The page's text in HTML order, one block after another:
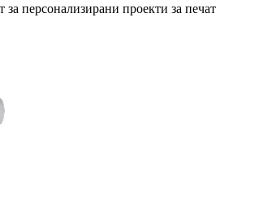
персонализирани проекти за печат